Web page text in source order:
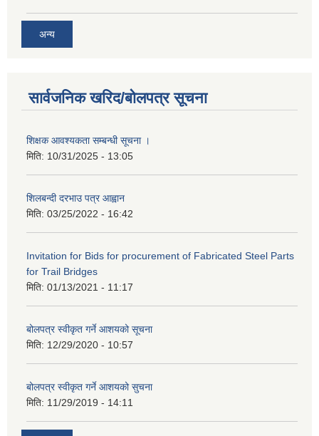
अन्य
सार्वजनिक खरिद/बोलपत्र सूचना
शिक्षक आवश्यकता सम्बन्धी सूचना ।
मिति: 10/31/2025 - 13:05
शिलबन्दी दरभाउ पत्र आह्वान
मिति: 03/25/2022 - 16:42
Invitation for Bids for procurement of Fabricated Steel Parts
for Trail Bridges
मिति: 01/13/2021 - 11:17
बोलपत्र स्वीकृत गर्ने आशयको सूचना
मिति: 12/29/2020 - 10:57
बोलपत्र स्वीकृत गर्ने आशयको सुचना
मिति: 11/29/2019 - 14:11